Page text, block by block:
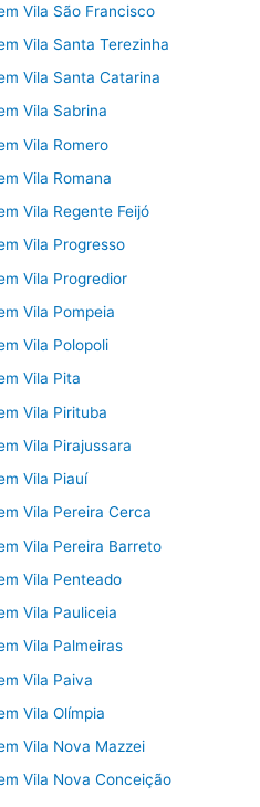
Vila São Francisco
Vila Santa Terezinha
Vila Santa Catarina
Vila Sabrina
Vila Romero
Vila Romana
Vila Regente Feijó
Vila Progresso
Vila Progredior
Vila Pompeia
Vila Polopoli
Vila Pita
Vila Pirituba
Vila Pirajussara
Vila Piauí
Vila Pereira Cerca
Vila Pereira Barreto
Vila Penteado
Vila Pauliceia
Vila Palmeiras
Vila Paiva
Vila Olímpia
Vila Nova Mazzei
Vila Nova Conceição